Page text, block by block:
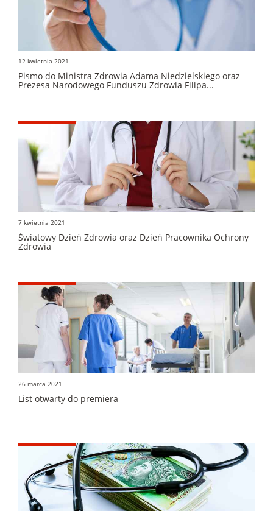
12 kwietnia 2021
Pismo do Ministra Zdrowia Adama Niedzielskiego oraz
Prezesa Narodowego Funduszu Zdrowia Filipa...
7 kwietnia 2021
Światowy Dzień Zdrowia oraz Dzień Pracownika Ochrony
Zdrowia
26 marca 2021
List otwarty do premiera